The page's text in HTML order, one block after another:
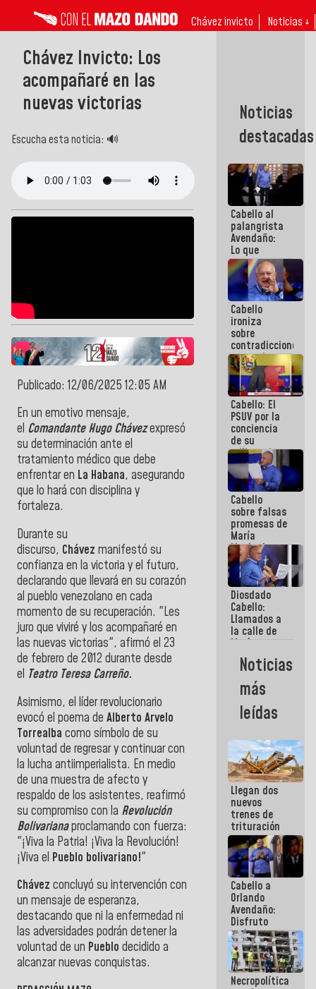
Chávez invicto Noticias ↓
Chávez Invicto: Los
acompañaré en las
nuevas victorias
Escucha esta noticia: 🔊
Publicado: 12/06/2025 12:05 AM
En un emotivo mensaje,
el Comandante Hugo Chávezexpresó
su determinación ante el
tratamiento médico que debe
enfrentar en La Habana, asegurando
que lo hará con disciplina y
fortaleza.
Durante su
discurso, Chávez manifestó su
confianza en la victoria y el futuro,
declarando que llevará en su corazón
al pueblo venezolano en cada
momento de su recuperación. "Les
juro que viviré y los acompañaré en
las nuevas victorias", afirmó el 23
de febrero de 2012 durante desde
el Teatro Teresa Carreño.
Asimismo, el líder revolucionario
evocó el poema de Alberto Arvelo
Torrealba como símbolo de su
voluntad de regresar y continuar con
la lucha antiimperialista. En medio
de una muestra de afecto y
respaldo de los asistentes, reafirmó
su compromiso con la Revolución
Bolivarianaproclamando con fuerza:
"¡Viva la Patria! ¡Viva la Revolución!
¡Viva el Pueblo bolivariano!"
Chávez concluyó su intervención con
un mensaje de esperanza,
destacando que ni la enfermedad ni
las adversidades podrán detener la
voluntad de un Pueblo decidido a
alcanzar nuevas conquistas.
Noticias
destacadas
Cabello al
palangrista
Avendaño:
Lo que
vayas a
escribir
hazlo hoy
por que no
sabemos si
la semana
que viene
hay
programa
Cabello
ironiza
sobre
contradicciones
y mentiras
de María
Machado:
¡Créanle!
Cabello: El
PSUV por la
conciencia
de su
militancia
es la
organización
política más
sólida de
Venezuela
Cabello
sobre falsas
promesas de
María
Machado:
¿Quién le
puede creer?
¿Y la gente
que ella iba
a salvar en
La Guaira?
Diosdado
Cabello:
Llamados a
la calle de
María
Machado se
estrellaron
de frente
contra el
Pueblo
Noticias
más
leídas
Llegan dos
nuevos
trenes de
trituración
para
optimizar
manejo de
escombros
en La Guaira
Cabello a
Orlando
Avendaño:
Disfruto
cada vez
que escribes
porque lo
que haces
es
Necropolítica